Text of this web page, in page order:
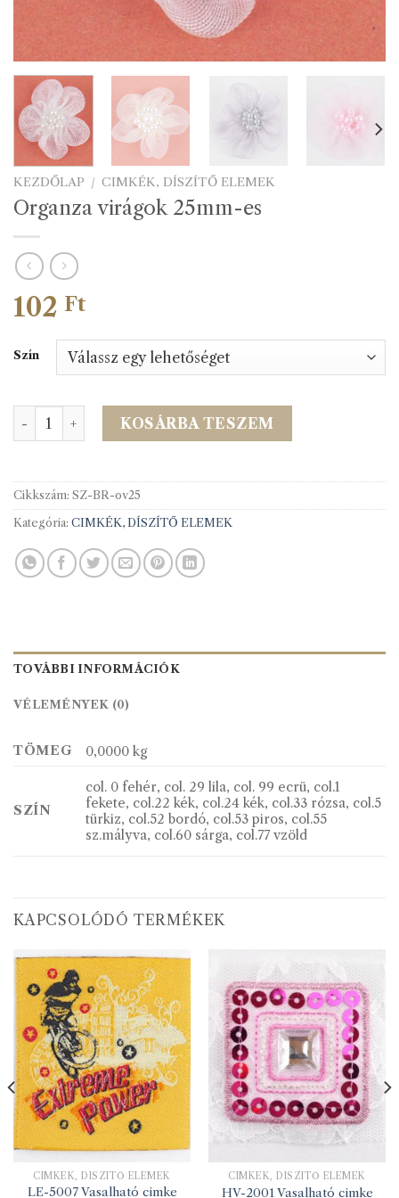
KEZDŐLAP / CIMKÉK, DÍSZÍTŐ ELEMEK
Organza virágok 25mm-es
102 Ft
Szín
Organza virágok 25mm-es mennyiség
KOSÁRBA TESZEM
Cikkszám: SZ-BR-ov25
Kategória: CIMKÉK, DÍSZÍTŐ ELEMEK
TOVÁBBI INFORMÁCIÓK
VÉLEMÉNYEK (0)
TÖMEG 0,0000 kg
SZÍN
col. 0 fehér, col. 29 lila, col. 99 ecrü, col.1
fekete, col.22 kék, col.24 kék, col.33 rózsa, col.5
türkiz, col.52 bordó, col.53 piros, col.55
sz.mályva, col.60 sárga, col.77 vzöld
KAPCSOLÓDÓ TERMÉKEK
CIMKÉK, DÍSZÍTŐ ELEMEK
LE-5007 Vasalható cimke
CIMKÉK, DÍSZÍTŐ ELEMEK
HV-2001 Vasalható cimke